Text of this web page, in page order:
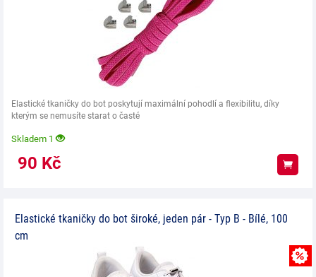
Elastické tkaničky do bot poskytují maximální pohodlí a flexibilitu, díky
kterým se nemusíte starat o časté
Skladem 1
90 Kč
Elastické tkaničky do bot široké, jeden pár - Typ B - Bílé, 100
cm